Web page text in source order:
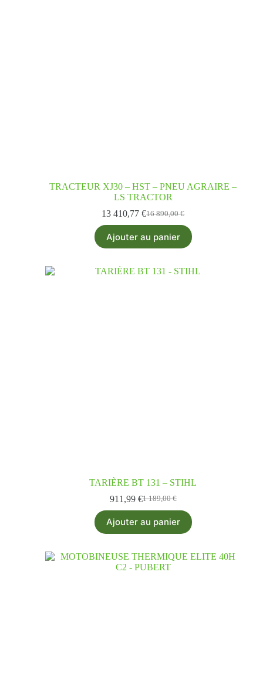
TRACTEUR XJ30 – HST – PNEU AGRAIRE –
LS TRACTOR
16 890,00€
13 410,77€
Ajouter au panier
TARIÈRE BT 131 – STIHL
1 189,00€
911,99 €
Ajouter au panier